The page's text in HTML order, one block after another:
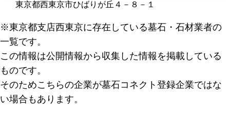
東京都西東京市ひばりが丘４－８－１
※東京都支店西東京に存在している墓石・石材業者の
一覧です。
この情報は公開情報から収集した情報を掲載している
ものです。
そのためこちらの企業が墓石コネクト登録企業ではな
い場合もあります。